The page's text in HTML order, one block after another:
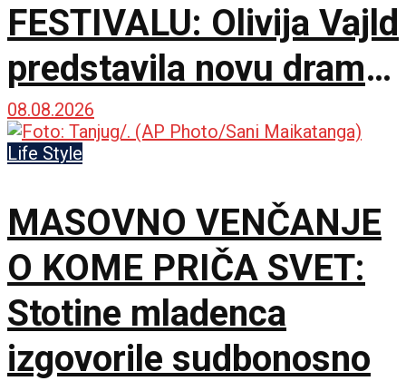
FESTIVALU: Olivija Vajld
predstavila novu dramu
na 79. izdanju u
Lokarnu
08.08.2026
Life Style
MASOVNO VENČANJE
O KOME PRIČA SVET:
Stotine mladenca
izgovorile sudbonosno